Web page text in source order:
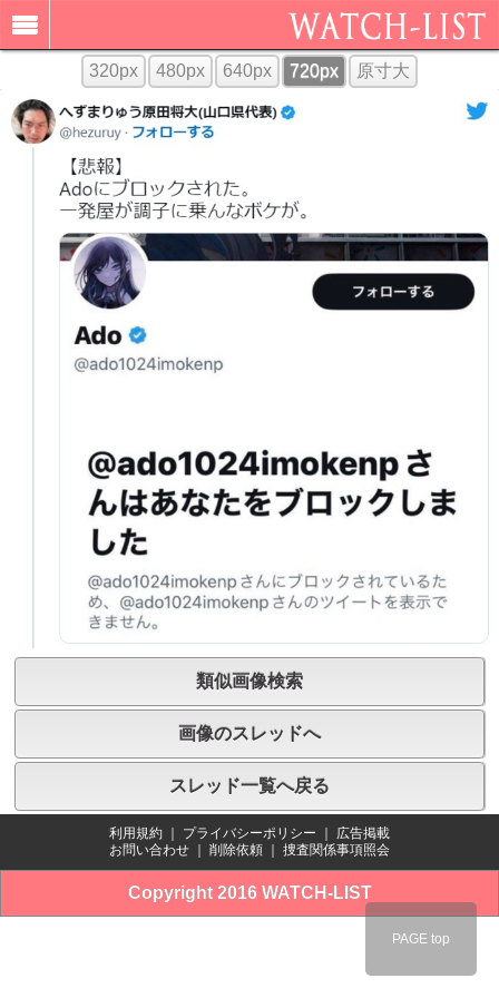
320px 480px 640px 720px 原寸大
類似画像検索
画像のスレッドへ
スレッド一覧へ戻る
利用規約 ｜ プライバシーポリシー ｜ 広告掲載
お問い合わせ ｜ 削除依頼 ｜ 捜査関係事項照会
Copyright 2016 WATCH-LIST
PAGE top